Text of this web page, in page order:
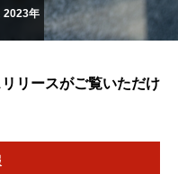
2023年
リースがご覧いただけ